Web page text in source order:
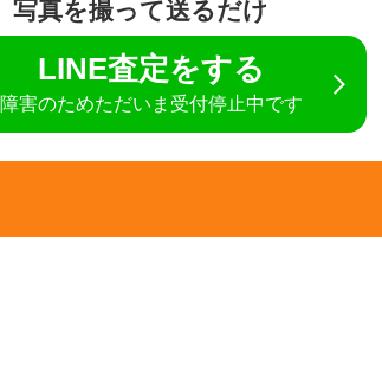
写真を撮って送るだけ
LINE査定をする
障害のためただいま受付停止中です